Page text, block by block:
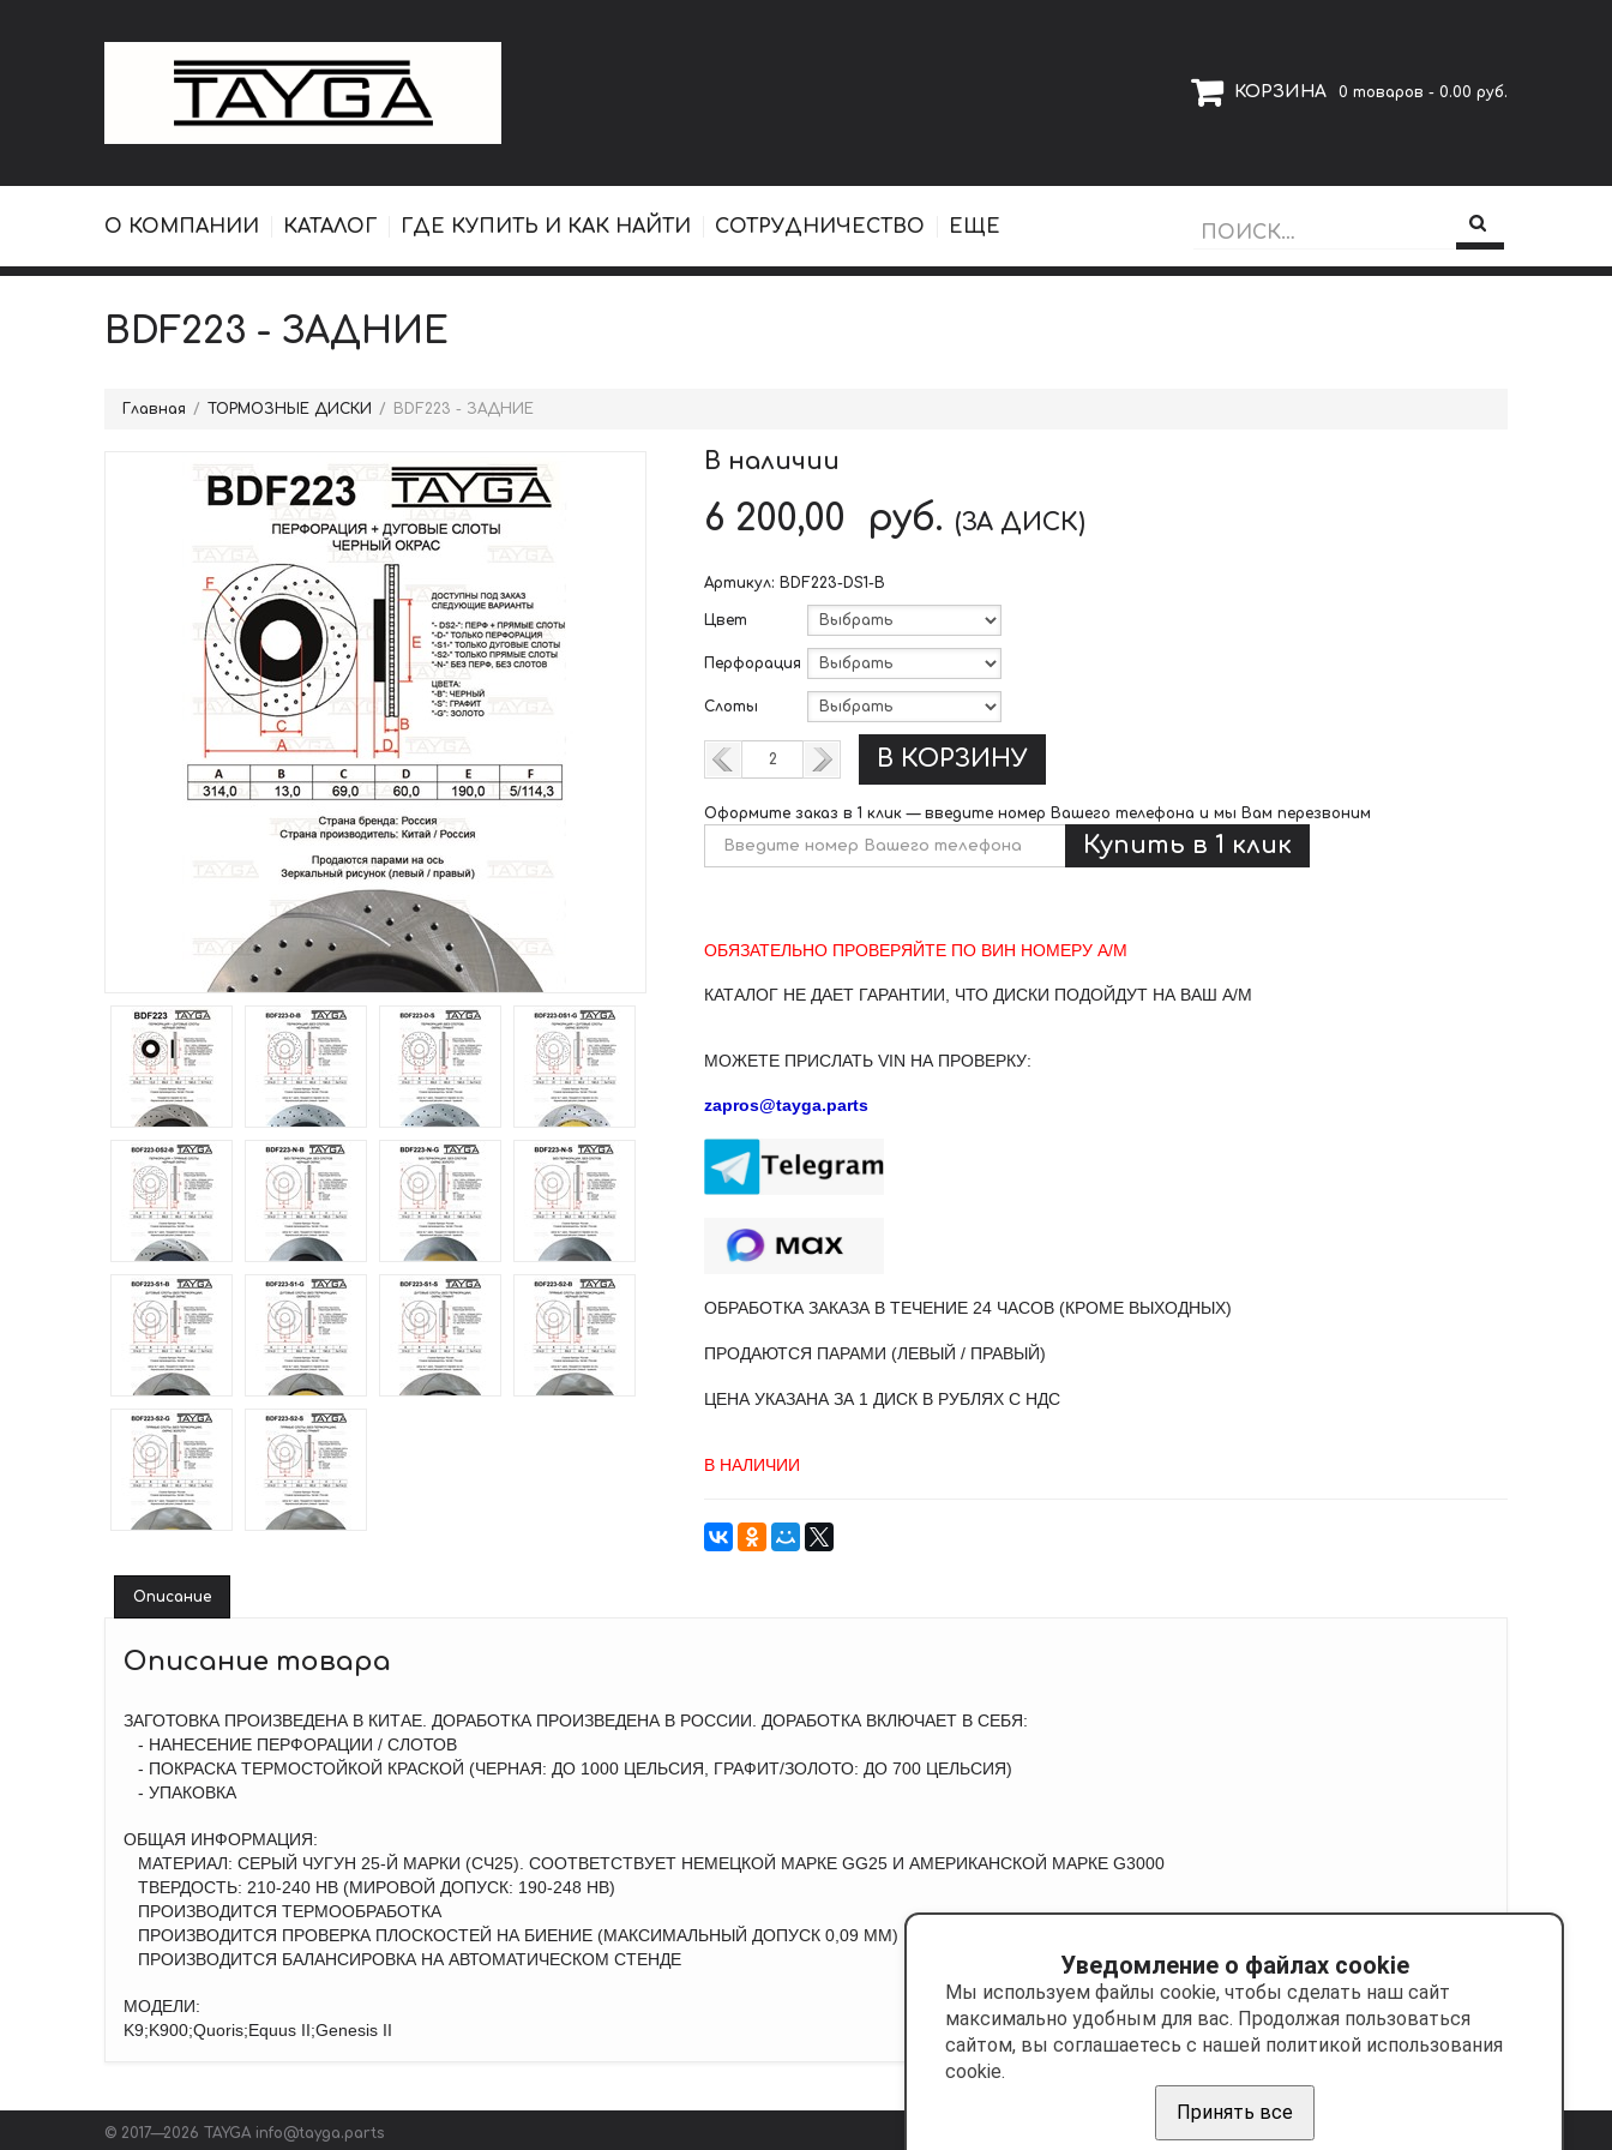
КОРЗИНА 0 товаров - 0.00 руб.
О КОМПАНИИ КАТАЛОГ ГДЕ КУПИТЬ И КАК НАЙТИ СОТРУДНИЧЕСТВО ЕЩЕ
BDF223 - ЗАДНИЕ
Главная ТОРМОЗНЫЕ ДИСКИ BDF223 - ЗАДНИЕ
В наличии
6 200,00 руб. (ЗА ДИСК)
Артикул: BDF223-DS1-B
Цвет
Перфорация
Слоты
В КОРЗИНУ
Оформите заказ в 1 клик — введите номер Вашего телефона и мы Вам перезвоним
ОБЯЗАТЕЛЬНО ПРОВЕРЯЙТЕ ПО ВИН НОМЕРУ А/М
КАТАЛОГ НЕ ДАЕТ ГАРАНТИИ, ЧТО ДИСКИ ПОДОЙДУТ НА ВАШ А/М
МОЖЕТЕ ПРИСЛАТЬ VIN НА ПРОВЕРКУ:
zapros@tayga.parts
ОБРАБОТКА ЗАКАЗА В ТЕЧЕНИЕ 24 ЧАСОВ (КРОМЕ ВЫХОДНЫХ)
ПРОДАЮТСЯ ПАРАМИ (ЛЕВЫЙ / ПРАВЫЙ)
ЦЕНА УКАЗАНА ЗА 1 ДИСК В РУБЛЯХ С НДС
В НАЛИЧИИ
Описание
Описание товара
ЗАГОТОВКА ПРОИЗВЕДЕНА В КИТАЕ. ДОРАБОТКА ПРОИЗВЕДЕНА В РОССИИ. ДОРАБОТКА ВКЛЮЧАЕТ В СЕБЯ:
- НАНЕСЕНИЕ ПЕРФОРАЦИИ / СЛОТОВ
- ПОКРАСКА ТЕРМОСТОЙКОЙ КРАСКОЙ (ЧЕРНАЯ: ДО 1000 ЦЕЛЬСИЯ, ГРАФИТ/ЗОЛОТО: ДО 700 ЦЕЛЬСИЯ)
- УПАКОВКА
ОБЩАЯ ИНФОРМАЦИЯ:
МАТЕРИАЛ: СЕРЫЙ ЧУГУН 25-Й МАРКИ (СЧ25). СООТВЕТСТВУЕТ НЕМЕЦКОЙ МАРКЕ GG25 И АМЕРИКАНСКОЙ МАРКЕ G3000
ТВЕРДОСТЬ: 210-240 НВ (МИРОВОЙ ДОПУСК: 190-248 НВ)
ПРОИЗВОДИТСЯ ТЕРМООБРАБОТКА
ПРОИЗВОДИТСЯ ПРОВЕРКА ПЛОСКОСТЕЙ НА БИЕНИЕ (МАКСИМАЛЬНЫЙ ДОПУСК 0,09 ММ)
ПРОИЗВОДИТСЯ БАЛАНСИРОВКА НА АВТОМАТИЧЕСКОМ СТЕНДЕ
МОДЕЛИ:
K9;K900;Quoris;Equus II;Genesis II
© 2017—2026 TAYGA info@tayga.parts Сделано на платформе
Уведомление о файлах cookie
Мы используем файлы cookie, чтобы сделать наш сайт
максимально удобным для вас. Продолжая пользоваться
сайтом, вы соглашаетесь с нашей политикой использования
cookie.
Принять все